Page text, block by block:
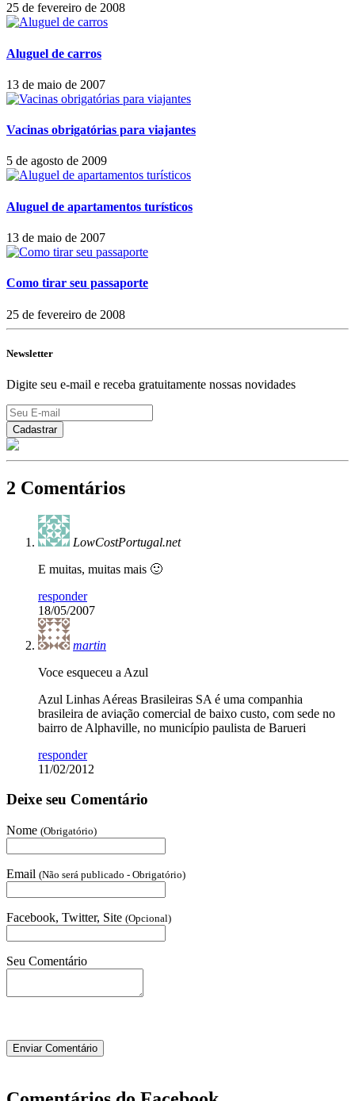
25 de fevereiro de 2008
Aluguel de carros
13 de maio de 2007
Vacinas obrigatórias para viajantes
5 de agosto de 2009
Aluguel de apartamentos turísticos
13 de maio de 2007
Como tirar seu passaporte
25 de fevereiro de 2008
Newsletter
Digite seu e-mail e receba gratuitamente nossas novidades
2 Comentários
LowCostPortugal.net
E muitas, muitas mais 🙂
responder
18/05/2007
martin
Voce esqueceu a Azul
Azul Linhas Aéreas Brasileiras SA é uma companhia
brasileira de aviação comercial de baixo custo, com sede no
bairro de Alphaville, no município paulista de Barueri
responder
11/02/2012
Deixe seu Comentário
Nome (Obrigatório)
Email (Não será publicado - Obrigatório)
Facebook, Twitter, Site (Opcional)
Seu Comentário